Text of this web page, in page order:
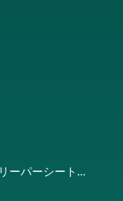
ーパーシート...